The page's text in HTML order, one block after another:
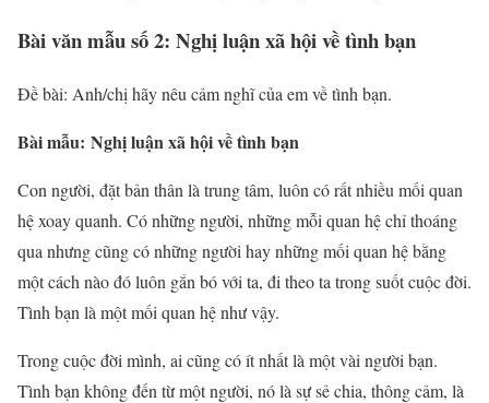
Bài văn mẫu số 2: Nghị luận xã hội về tình bạn
Đề bài: Anh/chị hãy nêu cảm nghĩ của em về tình bạn.
Bài mẫu: Nghị luận xã hội về tình bạn
Con người, đặt bản thân là trung tâm, luôn có rất nhiều mối quan
hệ xoay quanh. Có những người, những mỗi quan hệ chỉ thoáng
qua nhưng cũng có những người hay những mối quan hệ bằng
một cách nào đó luôn gắn bó với ta, đi theo ta trong suốt cuộc đời.
Tình bạn là một mối quan hệ như vậy.
Trong cuộc đời mình, ai cũng có ít nhất là một vài người bạn.
Tình bạn không đến từ một người, nó là sự sẻ chia, thông cảm, là